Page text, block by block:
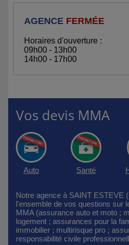
AGENCE FERMÉE
Horaires d'ouverture :
09h00 - 13h00
14h00 - 17h00
Vos devis MMA
Auto Santé
Notre agence à SAINT ESTEVE
l'ensemble de vos questions sur
MMA (assurance auto et moto ;
logement ; assurances pour la
immobilier ; multirisque pro ;
responsabilité civile